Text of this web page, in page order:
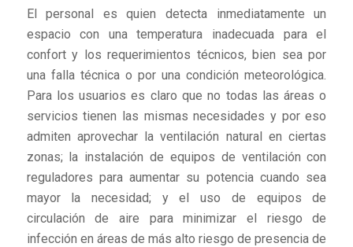
El personal es quien detecta inmediatamente un
espacio con una temperatura inadecuada para el
confort y los requerimientos técnicos, bien sea por
una falla técnica o por una condición meteorológica.
Para los usuarios es claro que no todas las áreas o
servicios tienen las mismas necesidades y por eso
admiten aprovechar la ventilación natural en ciertas
zonas; la instalación de equipos de ventilación con
reguladores para aumentar su potencia cuando sea
mayor la necesidad; y el uso de equipos de
circulación de aire para minimizar el riesgo de
infección en áreas de más alto riesgo de presencia de